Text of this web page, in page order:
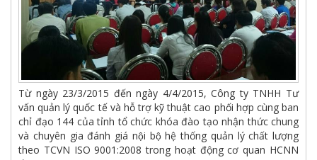
Từ ngày 23/3/2015 đến ngày 4/4/2015, Công ty TNHH Tư
vấn quản lý quốc tế và hỗ trợ kỹ thuật cao phối hợp cùng ban
chỉ đạo 144 của tỉnh tổ chức khóa đào tạo nhận thức chung
và chuyên gia đánh giá nội bộ hệ thống quản lý chất lượng
theo TCVN ISO 9001:2008 trong hoạt động cơ quan HCNN